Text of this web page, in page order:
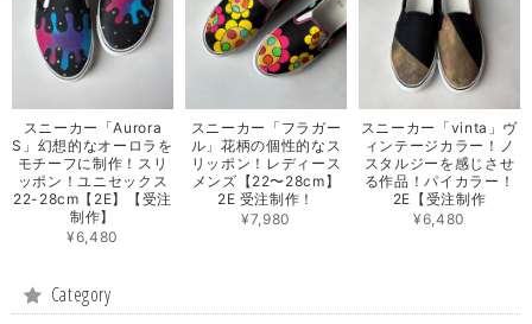
スニーカー「Aurora
S」幻想的なオーロラを
モチーフに制作！スリ
ッポン！ユニセックス
22-28cm【2E】【受注
制作】
¥6,480
スニーカー「フラガー
ル」花柄の個性的なス
リッポン！レディース
メンズ【22〜28cm】
2E 受注制作！
¥7,980
スニーカー「vinta」ヴ
ィンテージカラー！ノ
スタルジーを感じさせ
る作品！パイカラー！
2E【受注制作
¥6,480
Category